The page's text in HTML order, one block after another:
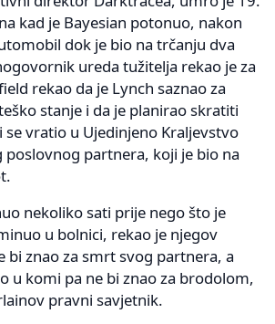
kad je Bayesian potonuo, nakon
dok je bio na trčanju dva
ureda tužitelja rekao je za
rekao da je Lynch saznao za
stanje i da je planirao skratiti
vratio u Ujedinjeno Kraljevstvo
poslovnog partnera, koji je bio na
nekoliko sati prije nego što je
u bolnici, rekao je njegov
bi znao za smrt svog partnera, a
u komi pa ne bi znao za brodolom,
pravni savjetnik.